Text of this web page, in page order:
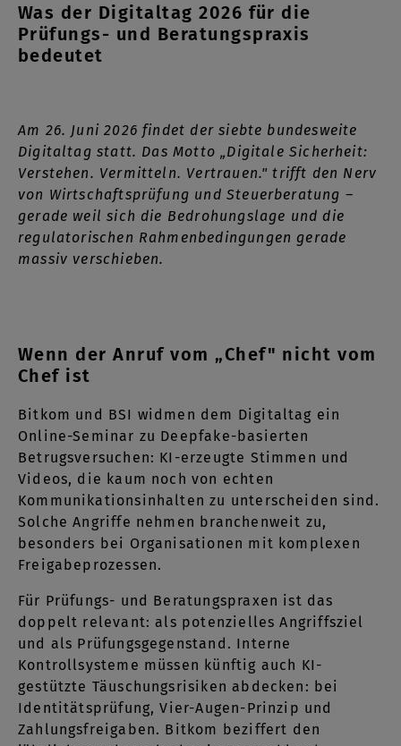
Was der Digitaltag 2026 für die
Prüfungs- und Beratungspraxis
bedeutet
Am 26. Juni 2026 findet der siebte bundesweite
Digitaltag statt. Das Motto „Digitale Sicherheit:
Verstehen. Vermitteln. Vertrauen." trifft den Nerv
von Wirtschaftsprüfung und Steuerberatung –
gerade weil sich die Bedrohungslage und die
regulatorischen Rahmenbedingungen gerade
massiv verschieben.
Wenn der Anruf vom „Chef" nicht vom
Chef ist
Bitkom und BSI widmen dem Digitaltag ein
Online-Seminar zu Deepfake-basierten
Betrugsversuchen: KI-erzeugte Stimmen und
Videos, die kaum noch von echten
Kommunikationsinhalten zu unterscheiden sind.
Solche Angriffe nehmen branchenweit zu,
besonders bei Organisationen mit komplexen
Freigabeprozessen.
Für Prüfungs- und Beratungspraxen ist das
doppelt relevant: als potenzielles Angriffsziel
und als Prüfungsgegenstand. Interne
Kontrollsysteme müssen künftig auch KI-
gestützte Täuschungsrisiken abdecken: bei
Identitätsprüfung, Vier-Augen-Prinzip und
Zahlungsfreigaben. Bitkom beziffert den